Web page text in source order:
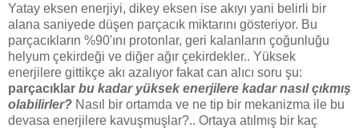
Yatay eksen enerjiyi, dikey eksen ise akıyı yani belirli bir
alana saniyede düşen parçacık miktarını gösteriyor. Bu
parçacıkların %90'ını protonlar, geri kalanların çoğunluğu
helyum çekirdeği ve diğer ağır çekirdekler.. Yüksek
enerjilere gittikçe akı azalıyor fakat can alıcı soru şu:
parçacıklar bu kadar yüksek enerjilere kadar nasıl çıkmış
olabilirler? Nasıl bir ortamda ve ne tip bir mekanizma ile bu
devasa enerjilere kavuşmuşlar?.. Ortaya atılmış bir kaç